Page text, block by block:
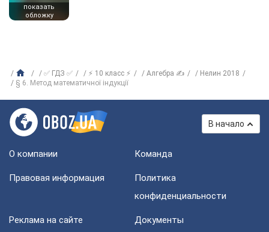
показать
обложку
✅ ГДЗ ✅ ⚡ 10 класс ⚡ Алгебра ✍
Нелин 2018
§ 6. Метод математичної індукції
В начало
О компании Команда
Правовая информация
Политика
конфиденциальности
Реклама на сайте Документы